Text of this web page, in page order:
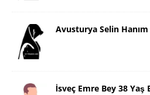
Avusturya Selin
İsveç Emre Bey 38